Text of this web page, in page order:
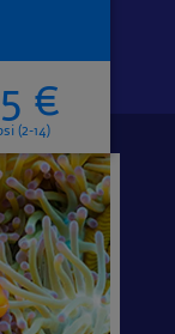
€
(2-14)